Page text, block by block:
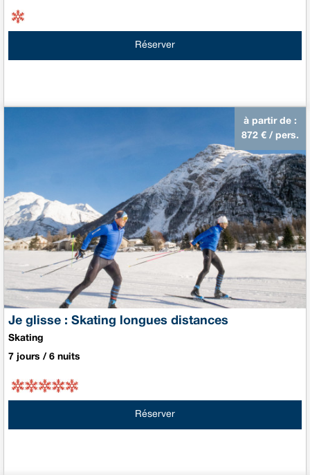
Réserver
Je glisse : Skating longues distances
Skating
à partir de :
872 € / pers.
7 jours / 6 nuits
Réserver